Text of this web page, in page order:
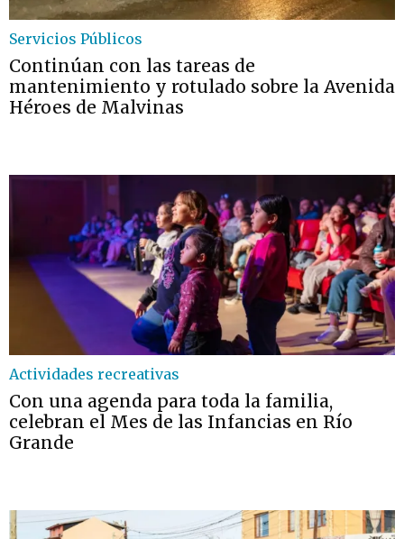
Servicios Públicos
Continúan con las tareas de
mantenimiento y rotulado sobre la Avenida
Héroes de Malvinas
Actividades recreativas
Con una agenda para toda la familia,
celebran el Mes de las Infancias en Río
Grande